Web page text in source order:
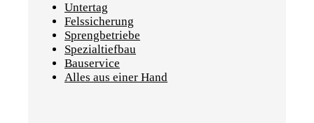
Untertag
Felssicherung
Sprengbetriebe
Spezialtiefbau
Bauservice
Alles aus einer Hand